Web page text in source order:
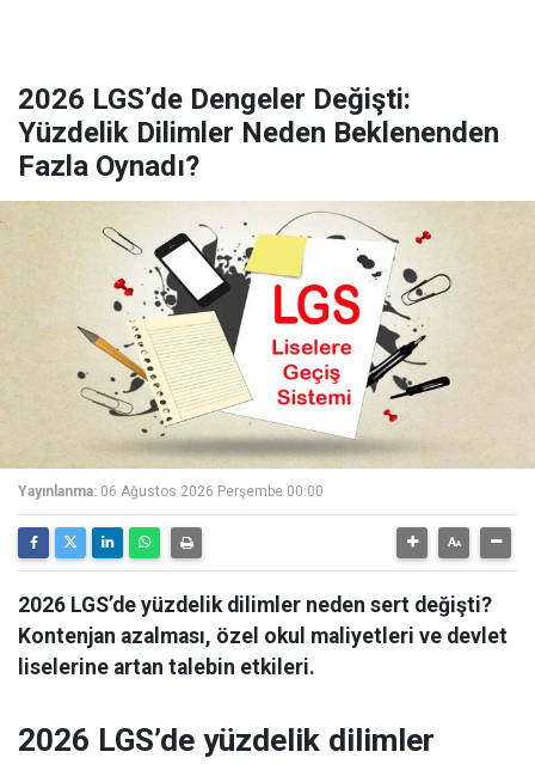
2026 LGS’de Dengeler Değişti:
Yüzdelik Dilimler Neden Beklenenden
Fazla Oynadı?
Yayınlanma: 06 Ağustos 2026 Perşembe 00:00
2026 LGS’de yüzdelik dilimler neden sert değişti?
Kontenjan azalması, özel okul maliyetleri ve devlet
liselerine artan talebin etkileri.
2026 LGS’de yüzdelik dilimler